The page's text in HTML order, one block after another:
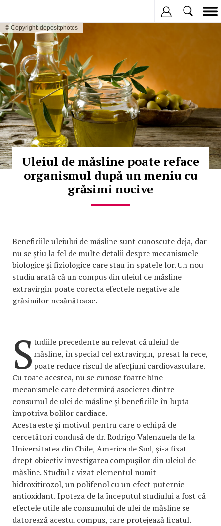
© Copyright: depositphotos
Uleiul de măsline poate reface
organismul după un meniu cu
grăsimi nocive
Beneficiile uleiului de măsline sunt cunoscute deja, dar
nu se știu la fel de multe detalii despre mecanismele
biologice și fiziologice care stau în spatele lor. Un nou
studiu arată că un compus din uleiul de măsline
extravirgin poate corecta efectele negative ale
grăsimilor nesănătoase.
Studiile precedente au relevat că uleiul de
măsline, în special cel extravirgin, presat la rece,
poate reduce riscul de afecțiuni cardiovasculare.
Cu toate acestea, nu se cunosc foarte bine
mecanismele care determină asocierea dintre
consumul de ulei de măsline și beneficiile în lupta
împotriva bolilor cardiace.
Acesta este și motivul pentru care o echipă de
cercetători condusă de dr. Rodrigo Valenzuela de la
Universitatea din Chile, America de Sud, și-a fixat
drept obiectiv investigarea compușilor din uleiul de
măsline. Studiul a vizat elementul numit
hidroxitirozol, un polifenol cu un efect puternic
antioxidant. Ipoteza de la începutul studiului a fost că
efectele utile ale consumului de ulei de măsline se
datorează acestui compus, care protejează ficatul.